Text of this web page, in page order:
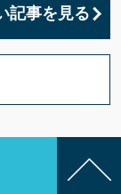
記事を見る